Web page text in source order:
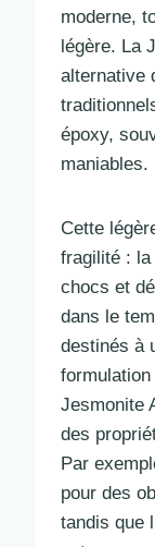
moderne,
légère. La
alternative
époxy,
maniables.
Cette
fragilité :
chocs et
dans le
destinés à
Jesmonite
des
Par
pour des
tandis que